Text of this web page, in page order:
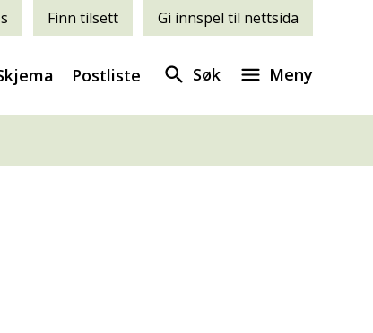
Finn tilsett Gi innspel til nettsida
Postliste Søk Meny